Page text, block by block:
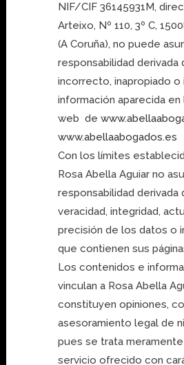
NIF/CIF 36145931M,
Arteixo, Nº 110, 3º C,
(A Coruña), no puede
responsabilidad derivada
incorrecto, inapropiado
información aparecida en
web de
www.abellaabogados.es
Con los límites
Rosa Abella Aguiar no
responsabilidad derivada
veracidad, integridad,
precisión de los datos o
que contienen sus
Los contenidos e
vinculan a Rosa Abella
constituyen opiniones,
asesoramiento legal de
pues se trata
servicio ofrecido con